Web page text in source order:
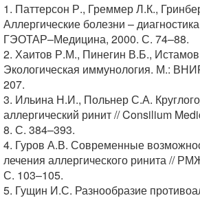
1. Паттерсон Р., Греммер Л.К.,
Аллергические болезни –
ГЭОТАР–Медицина, 2000. С. 74–88.
2. Хаитов Р.М., Пинегин В.Б.,
Экологическая иммунология. М.:
207.
3. Ильина Н.И., Польнер С.А.
аллергический ринит // Consilium
8. С. 384–393.
4. Гуров А.В. Современные
лечения аллергического ринита //
С. 103–105.
5. Гущин И.С. Разнообразие